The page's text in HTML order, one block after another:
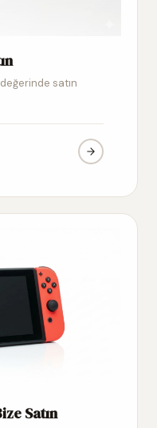
değerinde satın
Satın